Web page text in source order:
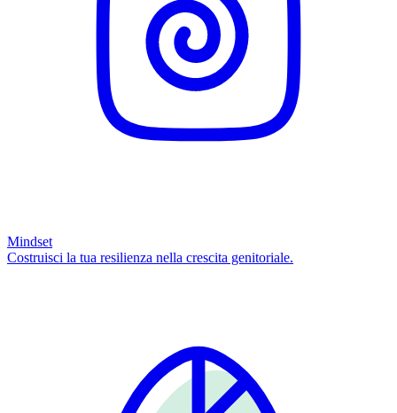
Mindset
Costruisci la tua resilienza nella crescita genitoriale.